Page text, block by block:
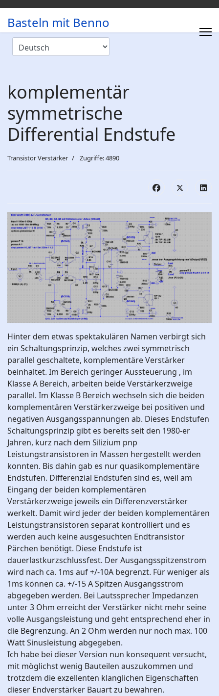
Basteln mit Benno
komplementär
symmetrische
Differential Endstufe
Transistor Verstärker Zugriffe: 4890
Hinter dem etwas spektakulären Namen verbirgt sich
ein Schaltungsprinzip, welches zwei symmetrisch
parallel geschaltete, komplementäre Verstärker
beinhaltet. Im Bereich geringer Aussteuerung , im
Klasse A Bereich, arbeiten beide Verstärkerzweige
parallel. Im Klasse B Bereich wechseln sich die beiden
komplementären Verstärkerzweige bei positiven und
negativen Ausgangsspannungen ab. Dieses Endstufen
Schaltungsprinzip gibt es bereits seit den 1980-er
Jahren, kurz nach dem Silizium pnp
Leistungstransistoren in Massen hergestellt werden
konnten. Bis dahin gab es nur quasikomplementäre
Endstufen. Differenzial Endstufen sind es, weil am
Eingang der beiden komplementären
Verstärkerzweige jeweils ein Differenzverstärker
werkelt. Damit wird jeder der beiden komplementären
Leistungstransistoren separat kontrolliert und es
werden auch keine ausgesuchten Endtransistor
Pärchen benötigt. Diese Endstufe ist
dauerlastkurzschlussfest. Der Ausgangsspitzenstrom
wird nach ca. 1ms auf +/-10A begrenzt. Für weniger als
1ms können ca. +/-15 A Spitzen Ausgangsstrom
abgegeben werden. Bei Lautssprecher Impedanzen
unter 3 Ohm erreicht der Verstärker nicht mehr seine
volle Ausgangsleistung und geht entsprechend eher in
die Begrenzung. An 2 Ohm werden nur noch max. 100
Watt Sinusleistung abgegeben.
Ich habe bei dieser Version nun konsequent versucht,
mit möglichst wenig Bauteilen auszukommen und
trotzdem die exzellenten klanglichen Eigenschaften
dieser Endverstärker Bauart zu bewahren.